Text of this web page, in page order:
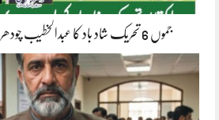
جموں 6 تحریک شاد باد کا عبدالخطیب چودھری کی حمایت کا اعلان